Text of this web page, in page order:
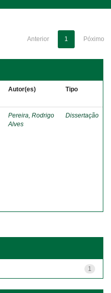
Anterior 1 Póximo
Autor(es) Tipo
Pereira, Rodrigo
Alves
Dissertação
1